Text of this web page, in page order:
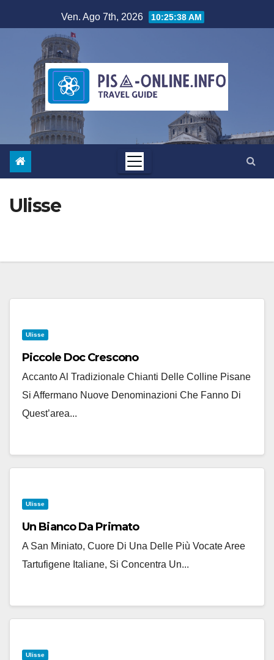
al
contenuto
Ven. Ago 7th, 2026 10:25:39 AM
Ulisse
Ulisse
Piccole Doc Crescono
Accanto Al Tradizionale Chianti Delle Colline Pisane
Si Affermano Nuove Denominazioni Che Fanno Di
Quest’area...
Ulisse
Un Bianco Da Primato
A San Miniato, Cuore Di Una Delle Più Vocate Aree
Tartufigene Italiane, Si Concentra Un...
Ulisse